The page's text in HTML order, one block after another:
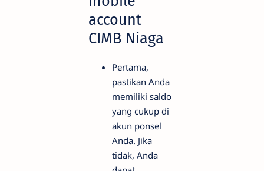
account
CIMB Niaga
Pertama,
pastikan Anda
memiliki saldo
yang cukup di
akun ponsel
Anda. Jika
tidak, Anda